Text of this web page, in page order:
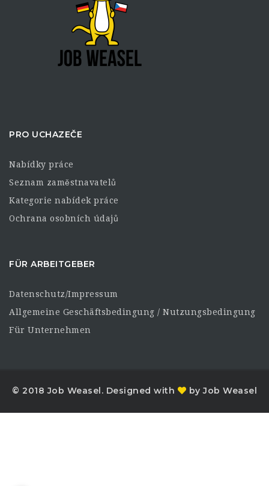
PRO UCHAZEČE
Nabídky práce
Seznam zaměstnavatelů
Kategorie nabídek práce
Ochrana osobních údajů
FÜR ARBEITGEBER
Datenschutz/Impressum
Allgemeine Geschäftsbedingung / Nutzungsbedingung
Für Unternehmen
© 2018 Job Weasel. Designed with by Job Weasel